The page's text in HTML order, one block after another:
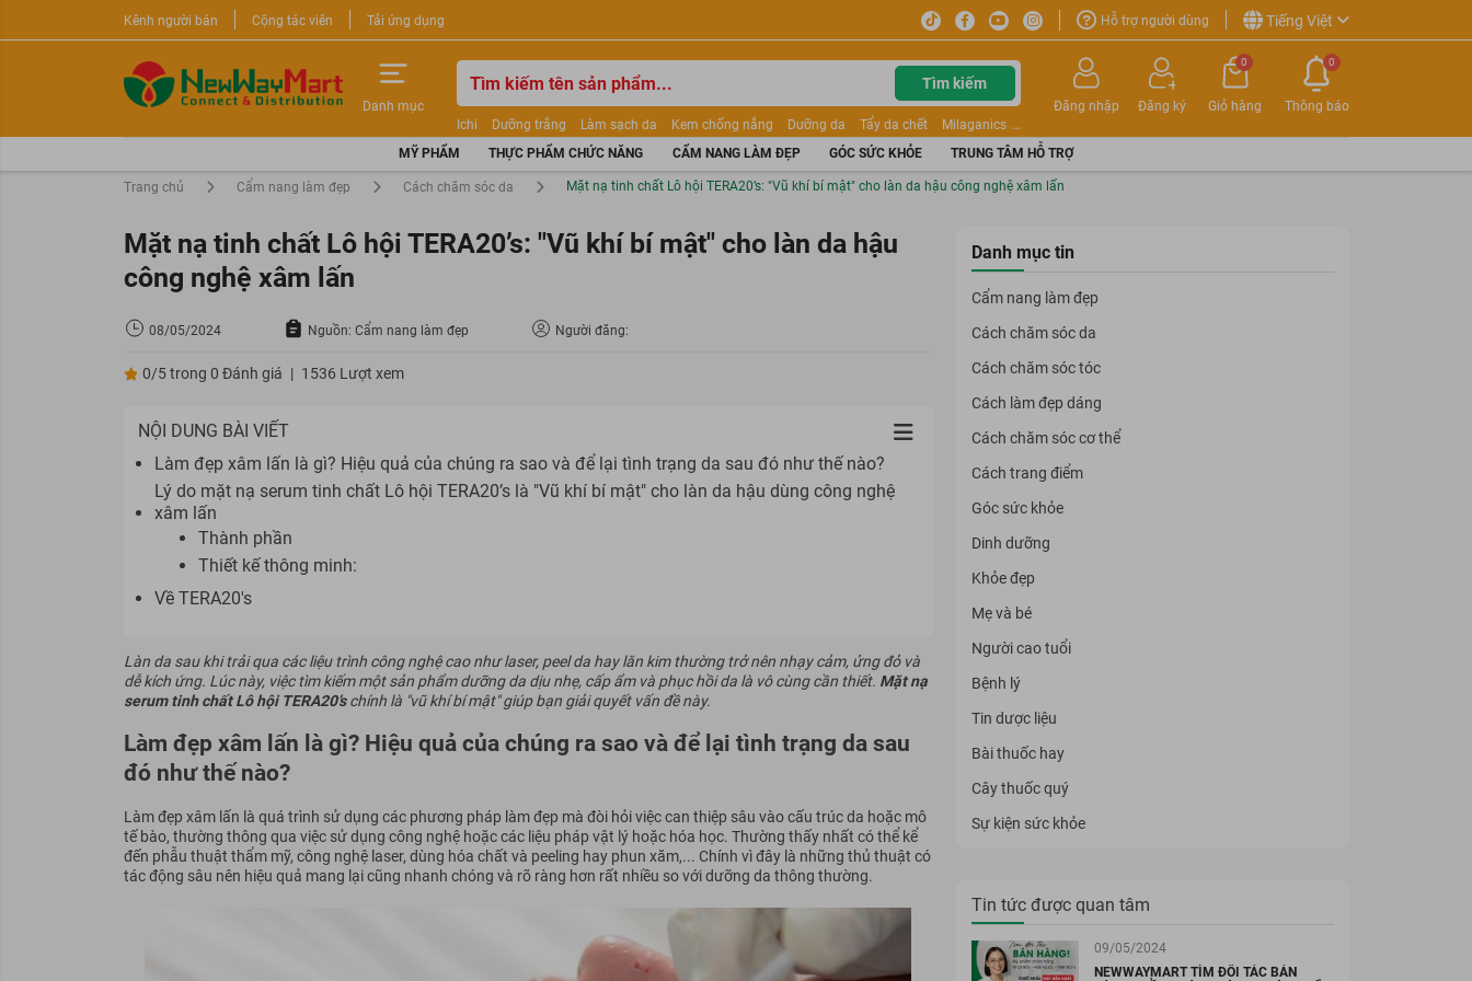
Kênh người bán Cộng tác viên Tải ứng dụng Hỗ trợ người dùng Tiếng Việt
Danh mục
Tìm kiếm
Ichi Dưỡng trắng Làm sạch da Kem chống nắng Dưỡng da Tẩy da chết
Milaganics
Nước tẩy trang
Kem trang điểm Dưỡng trắng Dior Mỹ phẩm Mặt nạ
Tinh chất
Sữa rửa mặt
Đăng nhập Đăng ký
0
Giỏ hàng Thông báo
0
MỸ PHẨM THỰC PHẨM CHỨC NĂNG CẨM NANG LÀM ĐẸP GÓC SỨC KHỎE TRUNG TÂM HỖ TRỢ
Trang chủ Cẩm nang làm đẹp Cách chăm sóc da Mặt nạ tinh chất Lô hội TERA20’s: "Vũ khí bí mật" cho làn da hậu công nghệ xâm lấn
Mặt nạ tinh chất Lô hội TERA20’s: "Vũ khí bí mật" cho làn da hậu
công nghệ xâm lấn
08/05/2024 Nguồn: Cẩm nang làm đẹp Người đăng:
0/5 trong 0 Đánh giá | 1536 Lượt xem
NỘI DUNG BÀI VIẾT
Làm đẹp xâm lấn là gì? Hiệu quả của chúng ra sao và để lại tình trạng da sau đó như thế nào?
Lý do mặt nạ serum tinh chất Lô hội TERA20’s là "Vũ khí bí mật" cho làn da hậu dùng công nghệ
xâm lấn
Thành phần
Thiết kế thông minh:
Về TERA20's
Làn da sau khi trải qua các liệu trình công nghệ cao như laser, peel da hay lăn kim thường trở nên nhạy cảm, ửng đỏ và
dễ kích ứng. Lúc này, việc tìm kiếm một sản phẩm dưỡng da dịu nhẹ, cấp ẩm và phục hồi da là vô cùng cần thiết. Mặt nạ
serum tinh chất Lô hội TERA20’schính là "vũ khí bí mật" giúp bạn giải quyết vấn đề này.
Làm đẹp xâm lấn là gì? Hiệu quả của chúng ra sao và để lại tình trạng da sau
đó như thế nào?
Làm đẹp xâm lấn là quá trình sử dụng các phương pháp làm đẹp mà đòi hỏi việc can thiệp sâu vào cấu trúc da hoặc mô
tế bào, thường thông qua việc sử dụng công nghệ hoặc các liệu pháp vật lý hoặc hóa học. Thường thấy nhất có thể kể
đến phẫu thuật thẩm mỹ, công nghệ laser, dùng hóa chất và peeling hay phun xăm,... Chính vì đây là những thủ thuật có
tác động sâu nên hiệu quả mang lại cũng nhanh chóng và rõ ràng hơn rất nhiều so với dưỡng da thông thường.
Danh mục tin
Cẩm nang làm đẹp
Cách chăm sóc da
Cách chăm sóc tóc
Cách làm đẹp dáng
Cách chăm sóc cơ thể
Cách trang điểm
Góc sức khỏe
Dinh dưỡng
Khỏe đẹp
Mẹ và bé
Người cao tuổi
Bệnh lý
Tin dược liệu
Bài thuốc hay
Cây thuốc quý
Sự kiện sức khỏe
Tin tức được quan tâm
09/05/2024
NEWWAYMART TÌM ĐỐI TÁC BÁN